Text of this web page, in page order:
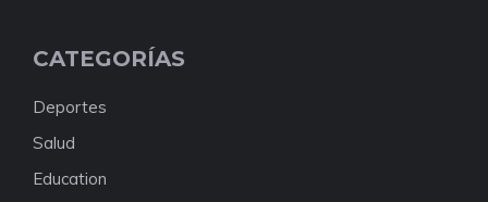
CATEGORÍAS
Deportes
Salud
Education